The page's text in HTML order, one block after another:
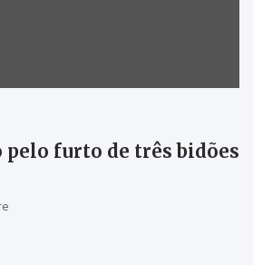
pelo furto de três bidões